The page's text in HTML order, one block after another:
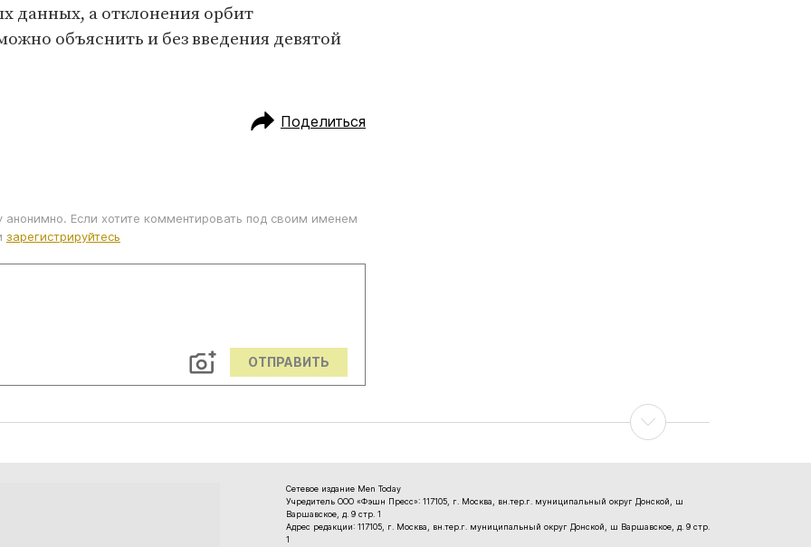
данных, а отклонения орбит
объяснить и без введения девятой
Поделиться
Если хотите комментировать под своим именем
зарегистрируйтесь
ОТПРАВИТЬ
Сетевое издание Men Today
Учредитель ООО «Фэшн Пресс»: 117105, г. Москва, вн.тер.г. муниципальный округ Донской, ш
Варшавское, д. 9 стр. 1
Адрес редакции: 117105, г. Москва, вн.тер.г. муниципальный округ Донской, ш Варшавское, д. 9 стр.
1